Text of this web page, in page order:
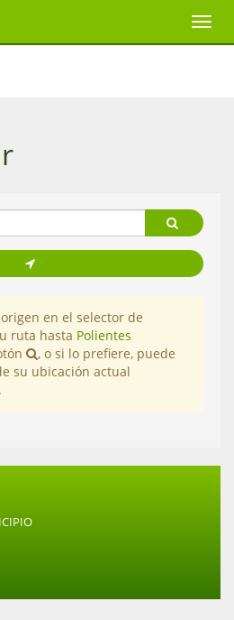
en el selector de
ruta hasta Polientes
, o si lo prefiere, puede
su ubicación actual
.